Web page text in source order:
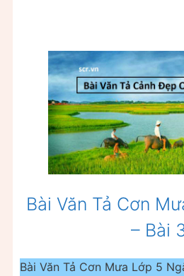
Bài Văn Tả Cơn
– Bài
Bài Văn Tả Cơn Mưa Lớp 5